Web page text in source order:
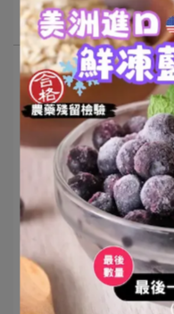
文章分類
高蛋白 雞胸 烤箱
雞腿
沙拉 豬肉
燕麥 備餐系列
菇類料理
海鮮 醬料
蔬菜料理
飯料理 粥
4人份
60分鐘 2人
食譜
20分鐘 義大
鍋物
風味飯